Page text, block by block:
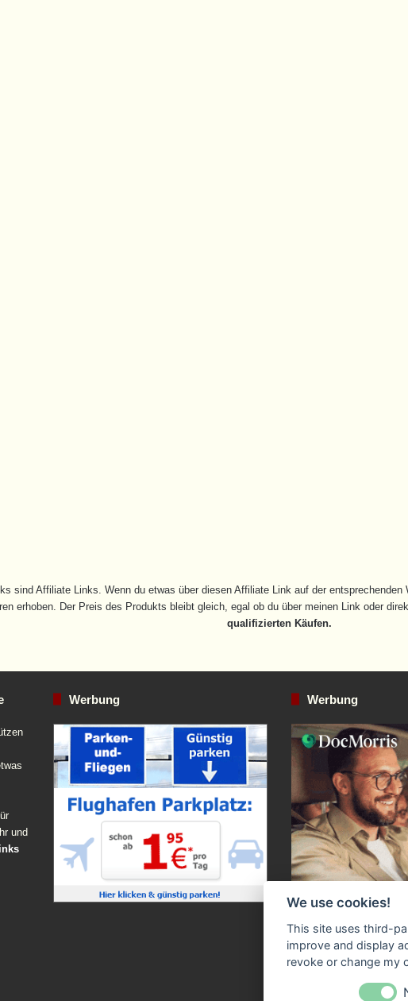
We use cookies!
This site uses third-
improve and display
revoke or change my
sind Affiliate Links. Wenn du etwas über diesen Affiliate Link auf der
erhoben. Der Preis des Produkts bleibt gleich, egal ob du über meinen Link oder
qualifizierten Käufen.
und
Werbung Werbung